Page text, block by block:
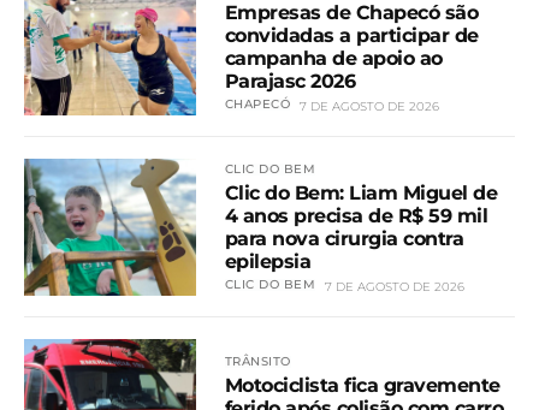
Empresas de Chapecó são
convidadas a participar de
campanha de apoio ao
Parajasc 2026
CHAPECÓ 7 DE AGOSTO DE 2026
CLIC DO BEM
Clic do Bem: Liam Miguel de
4 anos precisa de R$ 59 mil
para nova cirurgia contra
epilepsia
CLIC DO BEM 7 DE AGOSTO DE 2026
TRÂNSITO
Motociclista fica gravemente